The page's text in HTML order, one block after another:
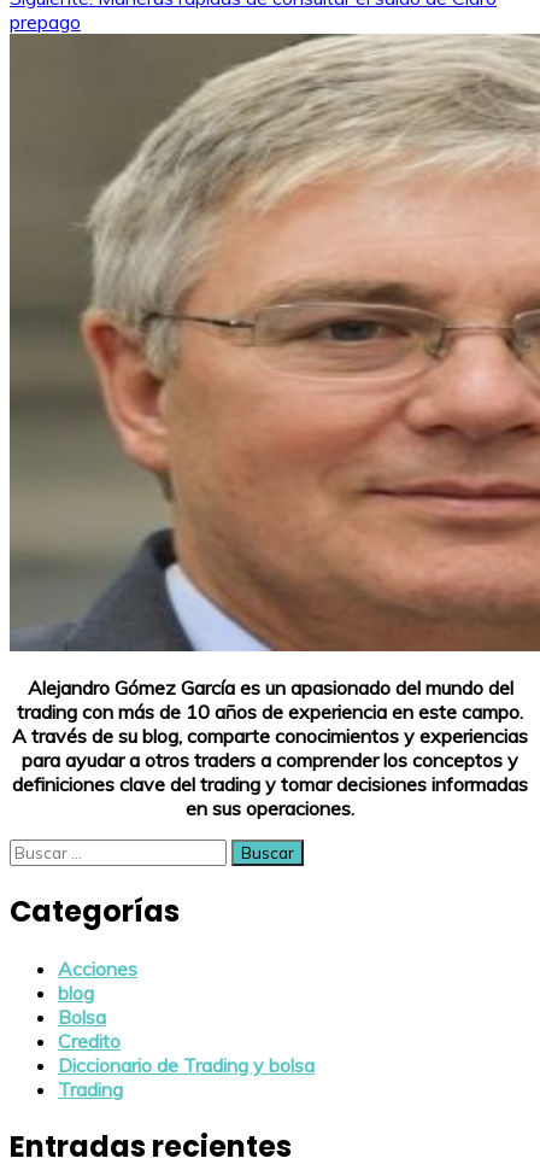
entradas
prepago
Alejandro Gómez García es un apasionado del mundo del
trading con más de 10 años de experiencia en este campo.
A través de su blog, comparte conocimientos y experiencias
para ayudar a otros traders a comprender los conceptos y
definiciones clave del trading y tomar decisiones informadas
en sus operaciones.
Buscar:
Categorías
Acciones
blog
Bolsa
Credito
Diccionario de Trading y bolsa
Trading
Entradas recientes